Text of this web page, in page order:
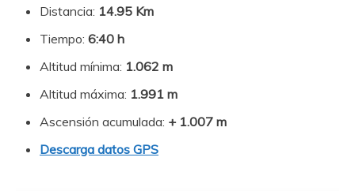
Distancia: 14.95 Km
Tiempo: 6:40 h
Altitud mínima: 1.062 m
Altitud máxima: 1.991 m
Ascensión acumulada: + 1.007 m
Descarga datos GPS